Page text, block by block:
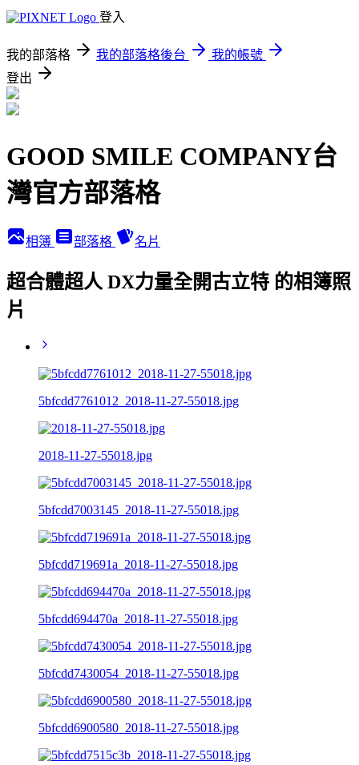
登入
我的部落格 我的部落格後台
我的帳號
登出
GOOD SMILE COMPANY台
灣官方部落格
相簿 部落格 名片
超合體超人 DX力量全開古立特 的相簿照
片
5bfcdd7761012_2018-11-27-55018.jpg
2018-11-27-55018.jpg
5bfcdd7003145_2018-11-27-55018.jpg
5bfcdd719691a_2018-11-27-55018.jpg
5bfcdd694470a_2018-11-27-55018.jpg
5bfcdd7430054_2018-11-27-55018.jpg
5bfcdd6900580_2018-11-27-55018.jpg